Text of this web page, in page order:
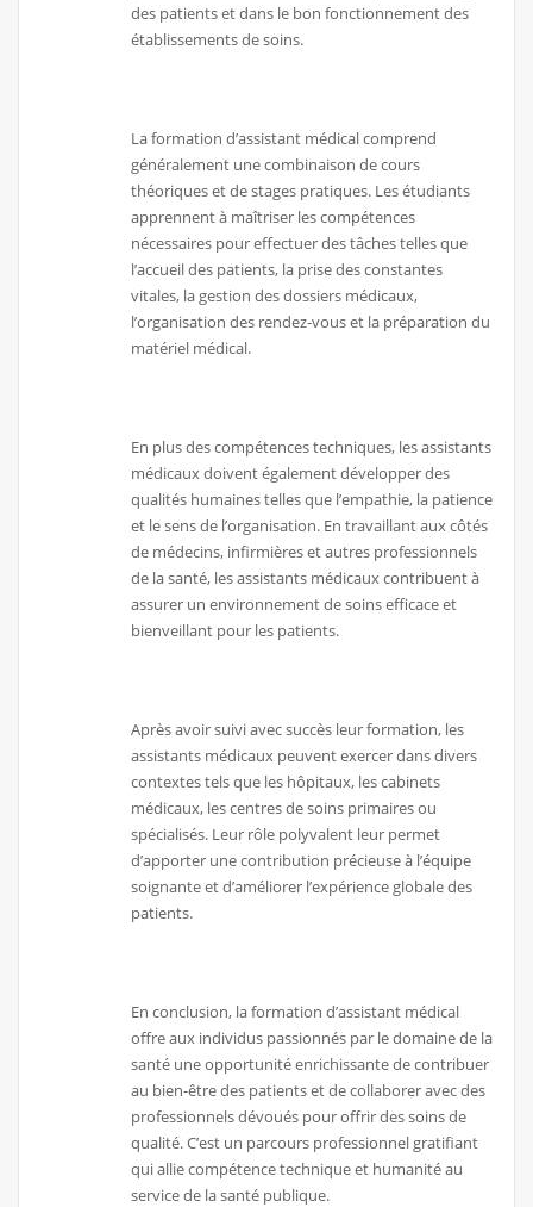
des patients et dans le bon fonctionnement des
établissements de soins.
La formation d’assistant médical comprend
généralement une combinaison de cours
théoriques et de stages pratiques. Les étudiants
apprennent à maîtriser les compétences
nécessaires pour effectuer des tâches telles que
l’accueil des patients, la prise des constantes
vitales, la gestion des dossiers médicaux,
l’organisation des rendez-vous et la préparation du
matériel médical.
En plus des compétences techniques, les assistants
médicaux doivent également développer des
qualités humaines telles que l’empathie, la patience
et le sens de l’organisation. En travaillant aux côtés
de médecins, infirmières et autres professionnels
de la santé, les assistants médicaux contribuent à
assurer un environnement de soins efficace et
bienveillant pour les patients.
Après avoir suivi avec succès leur formation, les
assistants médicaux peuvent exercer dans divers
contextes tels que les hôpitaux, les cabinets
médicaux, les centres de soins primaires ou
spécialisés. Leur rôle polyvalent leur permet
d’apporter une contribution précieuse à l’équipe
soignante et d’améliorer l’expérience globale des
patients.
En conclusion, la formation d’assistant médical
offre aux individus passionnés par le domaine de la
santé une opportunité enrichissante de contribuer
au bien-être des patients et de collaborer avec des
professionnels dévoués pour offrir des soins de
qualité. C’est un parcours professionnel gratifiant
qui allie compétence technique et humanité au
service de la santé publique.